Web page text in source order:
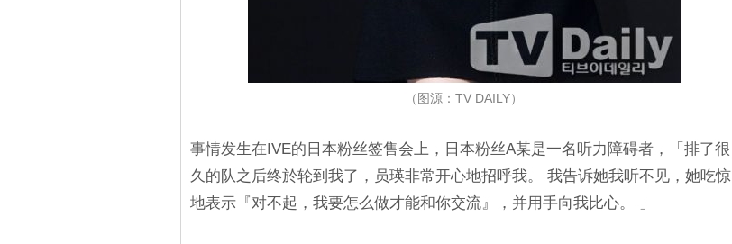
（图源：TV DAILY）
事情发生在IVE的日本粉丝签售会上，日本粉丝A某是一名听力障碍者，「排了很
久的队之后终於轮到我了，员瑛非常开心地招呼我。 我告诉她我听不见，她吃惊
地表示『对不起，我要怎么做才能和你交流』，并用手向我比心。 」